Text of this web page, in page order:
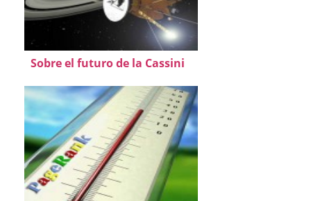
Sobre el futuro de la Cassini